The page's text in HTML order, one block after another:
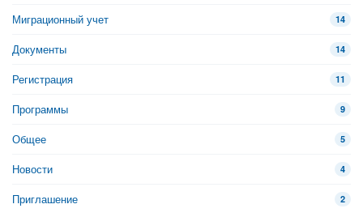
Миграционный учет 14
Документы 14
Регистрация 11
Программы 9
Общее 5
Новости 4
Приглашение 2